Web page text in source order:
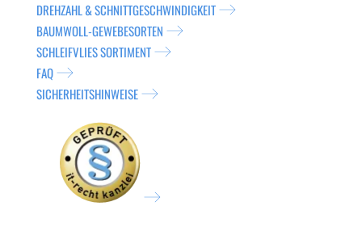
DREHZAHL & SCHNITTGESCHWINDIGKEIT
BAUMWOLL-GEWEBESORTEN
SCHLEIFVLIES SORTIMENT
FAQ
SICHERHEITSHINWEISE